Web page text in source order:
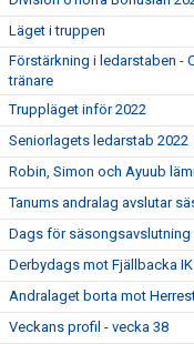
Läget i truppen
Förstärkning i ledarstaben -
tränare
Truppläget inför 2022
Seniorlagets ledarstab 2022
Robin, Simon och Ayuub
Tanums andralag avslutar
Dags för säsongsavslutning
Derbydags mot Fjällbacka IK
Andralaget borta mot
Veckans profil - vecka 38